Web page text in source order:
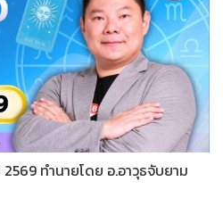
ทำนายโดย อ.อาวุธจับยาม